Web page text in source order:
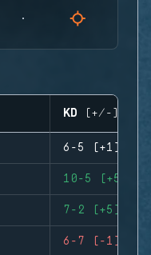
KD (+/-)
6-5 (+1)
10-5 (+5)
7-2 (+5)
6-7 (-1)